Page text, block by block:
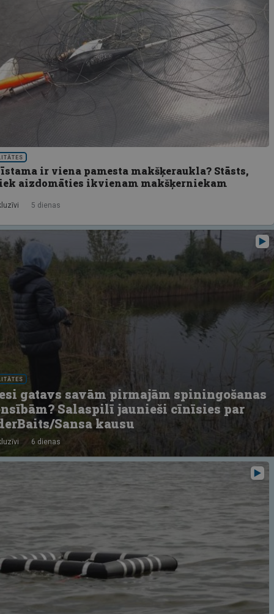
ir viena pamesta makšķeraukla? Stāsts,
aizdomāties ikvienam makšķerniekam
5 dienas
gatavs savām pirmajām spiningošanas
Salaspilī jaunieši cīnīsies par
Sansa kausu
6 dienas